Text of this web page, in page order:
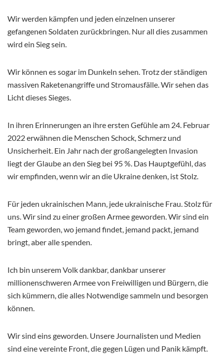
Wir werden kämpfen und jeden einzelnen unserer
gefangenen Soldaten zurückbringen. Nur all dies zusammen
wird ein Sieg sein.
Wir können es sogar im Dunkeln sehen. Trotz der ständigen
massiven Raketenangriffe und Stromausfälle. Wir sehen das
Licht dieses Sieges.
In ihren Erinnerungen an ihre ersten Gefühle am 24. Februar
2022 erwähnen die Menschen Schock, Schmerz und
Unsicherheit. Ein Jahr nach der großangelegten Invasion
liegt der Glaube an den Sieg bei 95 %. Das Hauptgefühl, das
wir empfinden, wenn wir an die Ukraine denken, ist Stolz.
Für jeden ukrainischen Mann, jede ukrainische Frau. Stolz für
uns. Wir sind zu einer großen Armee geworden. Wir sind ein
Team geworden, wo jemand findet, jemand packt, jemand
bringt, aber alle spenden.
Ich bin unserem Volk dankbar, dankbar unserer
millionenschweren Armee von Freiwilligen und Bürgern, die
sich kümmern, die alles Notwendige sammeln und besorgen
können.
Wir sind eins geworden. Unsere Journalisten und Medien
sind eine vereinte Front, die gegen Lügen und Panik kämpft.